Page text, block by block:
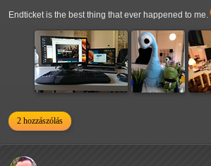
Endticket is the best thing that ever happened to me.
2 hozzászólás